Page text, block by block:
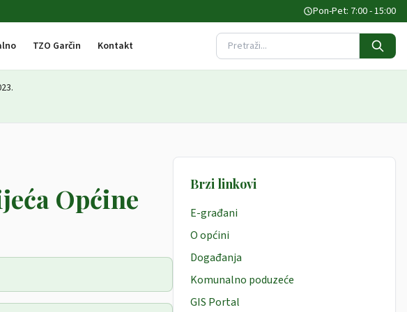
Pon-Pet: 7:00 - 15:00
TZO Garčin Kontakt Pretraži stranicu
Općine
Brzi linkovi
E-građani
O općini
Događanja
Komunalno poduzeće
GIS Portal